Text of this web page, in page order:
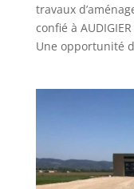
travaux
confié à
Une opportunité